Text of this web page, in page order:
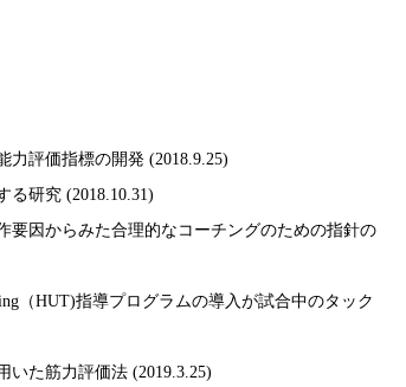
評価指標の開発 (2018.9.25)
研究 (2018.10.31)
因からみた合理的なコーチングのための指針の
（HUT)指導プログラムの導入が試合中のタック
た筋力評価法 (2019.3.25)